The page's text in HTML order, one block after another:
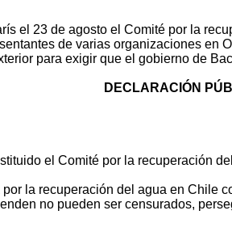
el 23 de agosto el Comité por la
de varias organizaciones en
para exigir que el gobierno de
DECLARACIÓN
el Comité por la recuperación
la recuperación del agua en Chile
no pueden ser censurados,